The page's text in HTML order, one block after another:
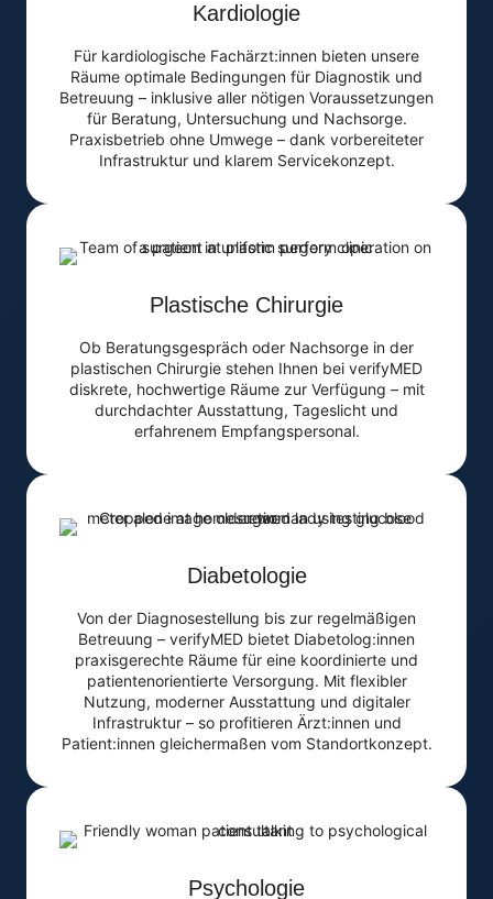
Kardiologie
Für kardiologische Fachärzt:innen bieten unsere
Räume optimale Bedingungen für Diagnostik und
Betreuung – inklusive aller nötigen Voraussetzungen
für Beratung, Untersuchung und Nachsorge.
Praxisbetrieb ohne Umwege – dank vorbereiteter
Infrastruktur und klarem Servicekonzept.
Plastische Chirurgie
Ob Beratungsgespräch oder Nachsorge in der
plastischen Chirurgie stehen Ihnen bei verifyMED
diskrete, hochwertige Räume zur Verfügung – mit
durchdachter Ausstattung, Tageslicht und
erfahrenem Empfangspersonal.
Diabetologie
Von der Diagnosestellung bis zur regelmäßigen
Betreuung – verifyMED bietet Diabetolog:innen
praxisgerechte Räume für eine koordinierte und
patientenorientierte Versorgung. Mit flexibler
Nutzung, moderner Ausstattung und digitaler
Infrastruktur – so profitieren Ärzt:innen und
Patient:innen gleichermaßen vom Standortkonzept.
Psychologie